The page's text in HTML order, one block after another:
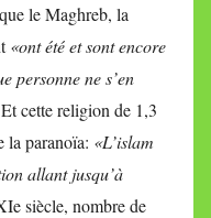
le Maghreb, la
«ont été et sont encore
personne ne s’en
cette religion de 1,3
la paranoïa: «L’islam
allant jusqu’à
siècle, nombre de